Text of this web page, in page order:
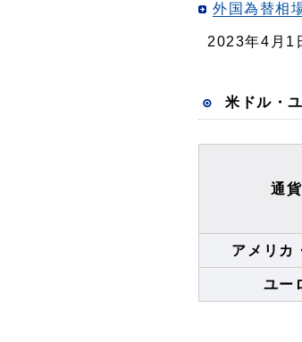
外国為替相
2023年4月1
米ドル・
通貨
アメリカ
ユー